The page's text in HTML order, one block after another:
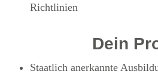
Richtlinien
Dein
Staatlich anerkannte